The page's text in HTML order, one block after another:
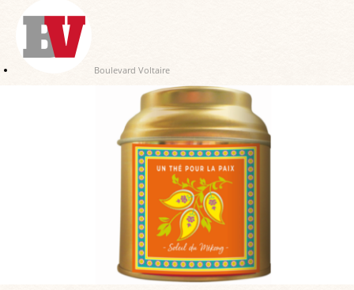
Boulevard Voltaire